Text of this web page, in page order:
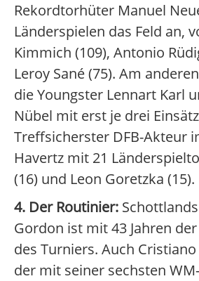
Rekordtorhüter Manuel
Länderspielen das Feld an,
Kimmich (109), Antonio
Leroy Sané (75). Am
die Youngster Lennart Karl
Nübel mit erst je drei
Treffsicherster DFB-Akteur
Havertz mit 21
(16) und Leon Goretzka (15).
4. Der Routinier:
Gordon ist mit 43 Jahren
des Turniers. Auch Cristiano
der mit seiner sechsten